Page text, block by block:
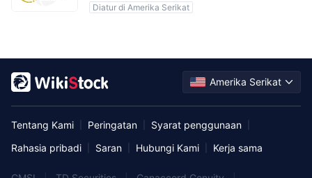
Diatur di Amerika Serikat
Amerika Serikat
Tentang Kami Peringatan Syarat penggunaan
Rahasia pribadi Saran Hubungi Kami Kerja sama